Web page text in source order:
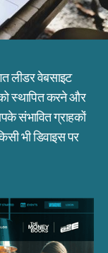
लीडर वेबसाइट
स्थापित करने और
संभावित ग्राहकों
भी डिवाइस पर